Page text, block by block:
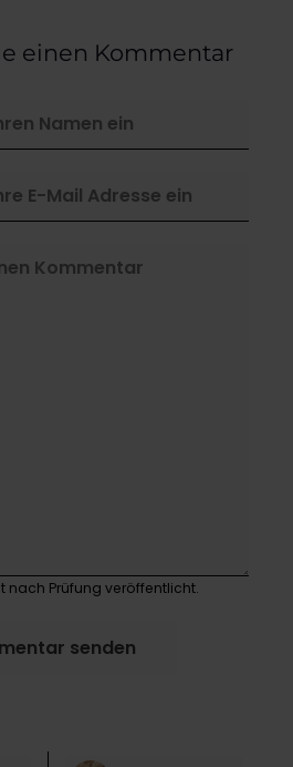
einen Kommentar
nach Prüfung veröffentlicht.
senden